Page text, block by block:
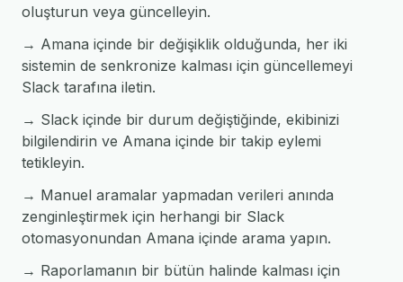
oluşturun veya güncelleyin.
→ Amana içinde bir değişiklik olduğunda, her iki
sistemin de senkronize kalması için güncellemeyi
Slack tarafına iletin.
→ Slack içinde bir durum değiştiğinde, ekibinizi
bilgilendirin ve Amana içinde bir takip eylemi
tetikleyin.
→ Manuel aramalar yapmadan verileri anında
zenginleştirmek için herhangi bir Slack
otomasyonundan Amana içinde arama yapın.
→ Raporlamanın bir bütün halinde kalması için